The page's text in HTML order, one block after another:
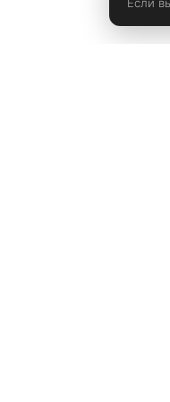
себя комфортно